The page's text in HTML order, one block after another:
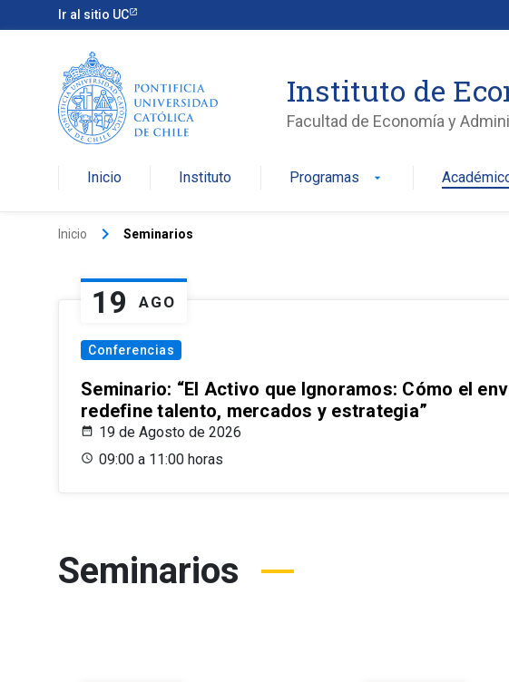
Ir al sitio UC
Instituto de
Facultad de Economía y
Inicio Instituto Programas arrow_drop_down
Inicio keyboard_arrow_right Seminarios
19 AGO
Conferencias
Seminario: “El Activo que Ignoramos: Cómo el
redefine talento, mercados y estrategia”
19 de Agosto de 2026
09:00 a 11:00 horas
Seminarios